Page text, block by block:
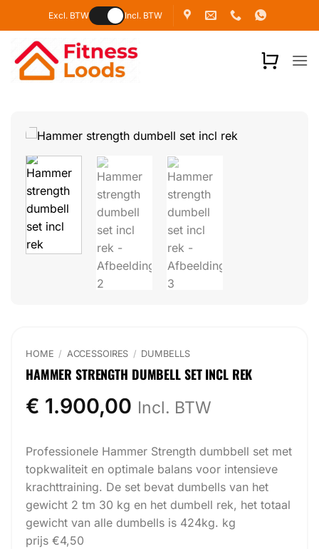
inhoud
Excl. BTW Incl. BTW
HOME / ACCESSOIRES / ⁠DUMBELLS
HAMMER STRENGTH DUMBELL SET INCL REK
€ 1.900,00 Incl. BTW
Professionele Hammer Strengthdumbbell set met
topkwaliteit en optimale balans voor intensieve
krachttraining. De set bevat dumbells van het
gewicht 2 tm 30 kg en het dumbell rek, het totaal
gewicht van alle dumbells is 424kg. kg
prijs €4,50